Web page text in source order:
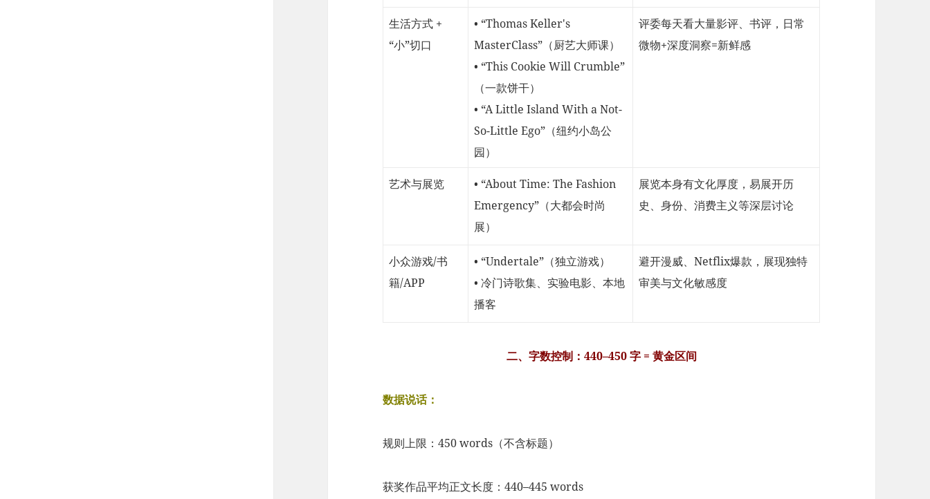
生活方式 +
“小”切口
• “Thomas Keller's
MasterClass”（厨艺大师课）
• “This Cookie Will Crumble”
（一款饼干）
• “A Little Island With a Not-
So-Little Ego”（纽约小岛公
园）
评委每天看大量影评、书评，日常
微物+深度洞察=新鲜感
艺术与展览
• “About Time: The Fashion
Emergency”（大都会时尚
展）
展览本身有文化厚度，易展开历
史、身份、消费主义等深层讨论
小众游戏/书
籍/APP
• “Undertale”（独立游戏）
• 冷门诗歌集、实验电影、本地
播客
避开漫威、Netflix爆款，展现独特
审美与文化敏感度
二、字数控制：440–450 字 = 黄金区间
数据说话：
规则上限：450 words（不含标题）
获奖作品平均正文长度：440–445 words